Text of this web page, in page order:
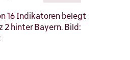
16 Indikatoren belegt
2 hinter Bayern. Bild: